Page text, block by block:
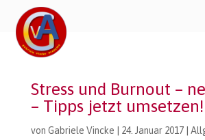
Stress und Burnout –
– Tipps jetzt umsetzen!
von Gabriele Vincke 24. Januar 2017|